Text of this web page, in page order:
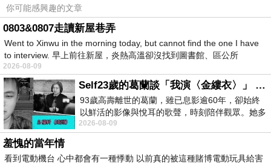
公牛一戰，靠著希爾(Jordan Hill)全場26分12籃
帶動下，艱辛的在二度延長賽中以123比118擊退
風城大軍，終結這波隊史次長的9連敗，也拿下1
月份團隊第3勝。
與前役對巫師如出一轍，湖人在上半場打來攻勢
相當猛烈，團隊命中率高達58.7%之下，取得多
達11分領先，眼看終止連敗有望。
你可能感興趣的文章
0803&0807走讀新屋巷弄
Went to Xinwu in the morning today, but cannot find the one I have
to interview. 早上前往新屋，炎熱高溫卻沒找到圖書館、區公所
2026-08-09
Self23歲的葛蘭談「我演〈金縷衣〉」 #戀上老電影 #粟子 #葛蘭
93歲高壽離世的葛蘭，雖已息影逾60年，卻始終
以鮮活的影像與悅耳的歌聲，時刻陪伴觀眾。她多
才多藝、陽光開朗的形象，不僅保留在電影
2026-08-09
羞愧的當年情
看到電動機台 心中都會有一種悸動 以前真的被這種賭博電動玩具給害